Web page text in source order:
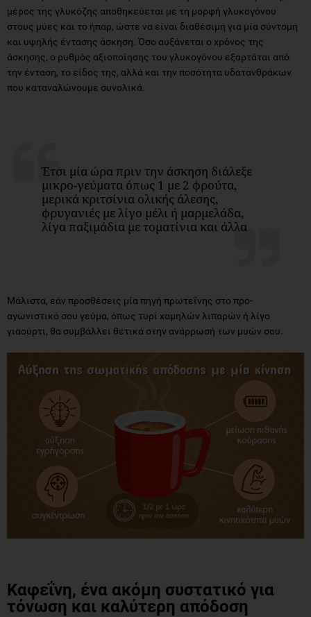
μέρος της γλυκόζης αποθηκεύεται με τη μορφή γλυκογόνου
στους μύες και το ήπαρ, ώστε να είναι διαθέσιμη για μία σύντομη
και υψηλής έντασης άσκηση. Όσο αυξάνεται ο χρόνος της
άσκησης, ο ρυθμός αξιοποίησης του γλυκογόνου εξαρτάται από
την ένταση, το είδος της, αλλά και την ποσότητα υδατανθράκων
που καταναλώνουμε συνολικά.
Έτσι μία ώρα πριν την άσκηση διάλεξε
μικρο-γεύματα όπως 1 με 2 φρούτα,
μερικά κριτσίνια ολικής άλεσης,
φρυγανιές με λίγο μέλι ή μαρμελάδα,
λίγα παξιμάδια με τοματίνια και άλλα
Μάλιστα, εάν προσθέσεις μία πηγή πρωτεΐνης στο προ-
αγωνιστικό σου γεύμα, όπως τυρί χαμηλών λιπαρών ή λίγο
γιαούρτι, θα συμβάλλει θετικά στην ανάρρωσή των μυών σου.
Καφεΐνη, ένα ακόμη συστατικό για
τόνωση και καλύτερη απόδοση